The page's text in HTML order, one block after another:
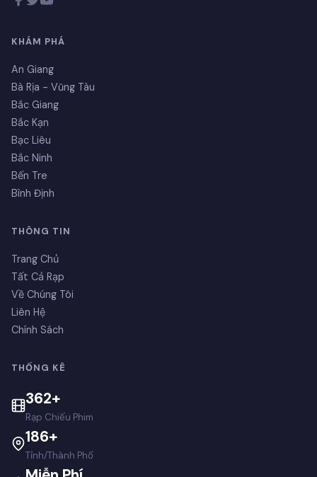
KHÁM PHÁ
An Giang
Bà Rịa - Vũng Tàu
Bắc Giang
Bắc Kạn
Bạc Liêu
Bắc Ninh
Bến Tre
Bình Định
THÔNG TIN
Trang Chủ
Tất Cả Rạp
Về Chúng Tôi
Liên Hệ
Chính Sách
THỐNG KÊ
362+
Rạp Chiếu Phim
186+
Tỉnh/Thành Phố